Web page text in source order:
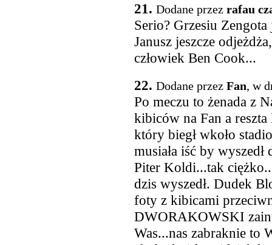
21. Dodane przez rafau
Serio? Grzesiu
Janusz jeszcze
człowiek Ben Cook...
22. Dodane przez Fan, w
Po meczu to żenada z
kibiców na Fan a
który biegł wkoło
musiała iść by
Piter Koldi...tak
dzis wyszedł. Dudek
foty z kibicami
DWORAKOWSKI
Was...nas zabraknie to